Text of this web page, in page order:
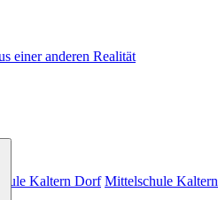
einer anderen Realität
Kaltern Dorf Mittelschule Kaltern